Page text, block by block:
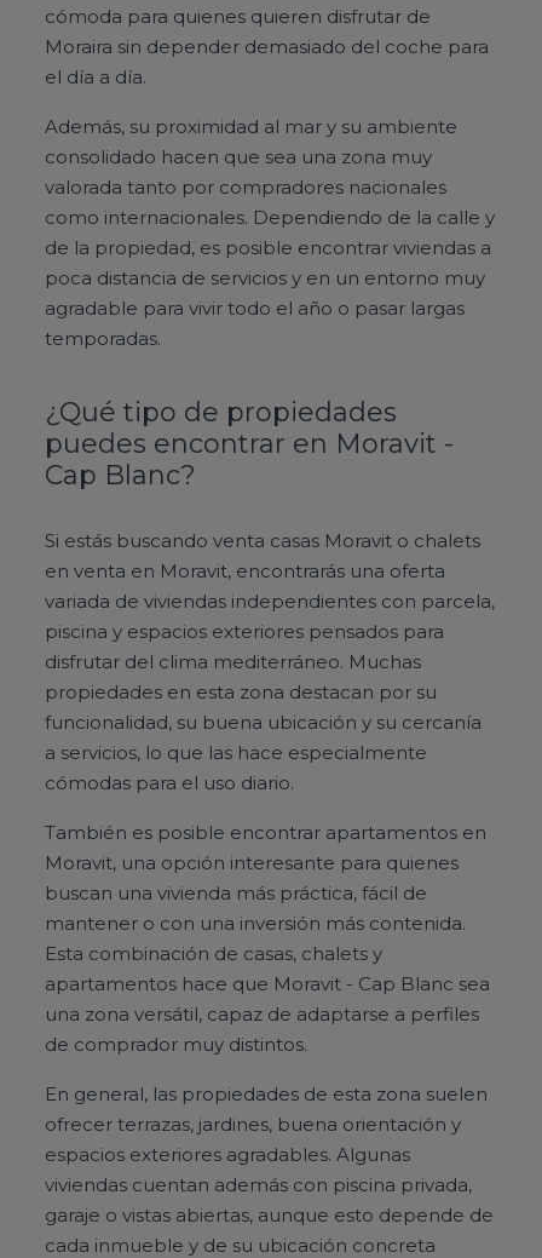
cómoda para quienes quieren disfrutar de
Moraira sin depender demasiado del coche para
el día a día.
Además, su proximidad al mar y su ambiente
consolidado hacen que sea una zona muy
valorada tanto por compradores nacionales
como internacionales. Dependiendo de la calle y
de la propiedad, es posible encontrar viviendas a
poca distancia de servicios y en un entorno muy
agradable para vivir todo el año o pasar largas
temporadas.
¿Qué tipo de propiedades
puedes encontrar en Moravit -
Cap Blanc?
Si estás buscando venta casas Moravit o chalets
en venta en Moravit, encontrarás una oferta
variada de viviendas independientes con parcela,
piscina y espacios exteriores pensados para
disfrutar del clima mediterráneo. Muchas
propiedades en esta zona destacan por su
funcionalidad, su buena ubicación y su cercanía
a servicios, lo que las hace especialmente
cómodas para el uso diario.
También es posible encontrar apartamentos en
Moravit, una opción interesante para quienes
buscan una vivienda más práctica, fácil de
mantener o con una inversión más contenida.
Esta combinación de casas, chalets y
apartamentos hace que Moravit - Cap Blanc sea
una zona versátil, capaz de adaptarse a perfiles
de comprador muy distintos.
En general, las propiedades de esta zona suelen
ofrecer terrazas, jardines, buena orientación y
espacios exteriores agradables. Algunas
viviendas cuentan además con piscina privada,
garaje o vistas abiertas, aunque esto depende de
cada inmueble y de su ubicación concreta